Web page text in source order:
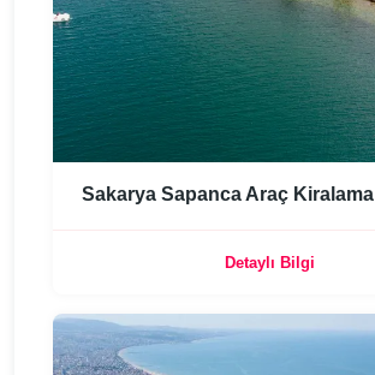
Sakarya Sapanca Araç Kiralama
Detaylı Bilgi